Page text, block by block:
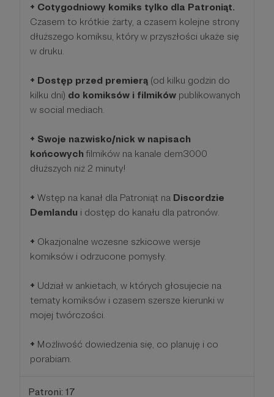
+ Cotygodniowy komiks tylko dla Patroniąt.
Czasem to krótkie żarty, a czasem kolejne strony
dłuższego komiksu, który w przyszłości ukaże się
w druku.
+ Dostęp przed premierą (od kilku godzin do
kilku dni) do komiksów i filmików publikowanych
w social mediach.
+ Swoje nazwisko/nick w napisach
końcowych filmików na kanale dem3000
dłuższych niż 2 minuty!
+ Wstęp na kanał dla Patroniąt na Discordzie
Demlandu i dostęp do kanału dla patronów.
+ Okazjonalne wczesne szkicowe wersje
komiksów i odrzucone pomysły.
+ Udział w ankietach, w których głosujecie na
tematy komiksów i czasem szersze kierunki w
mojej twórczości.
+ Możliwość dowiedzenia się, co planuję i co
porabiam.
Patroni: 17